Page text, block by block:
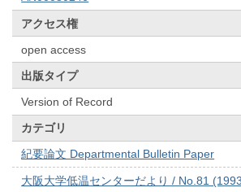
アクセス権
open access
出版タイプ
Version of Record
カテゴリ
紀要論文 Departmental Bulletin Paper
大阪大学低温センターだより / No.81